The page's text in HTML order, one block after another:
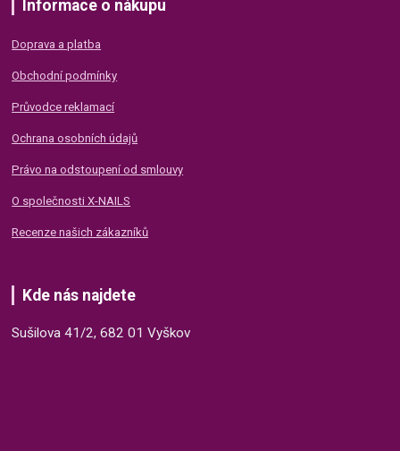
Informace o nákupu
Doprava a platba
Obchodní podmínky
Průvodce reklamací
Ochrana osobních údajů
Právo na odstoupení od smlouvy
O společnosti X-NAILS
Recenze našich zákazníků
Kde nás najdete
Sušilova 41/2, 682 01 Vyškov